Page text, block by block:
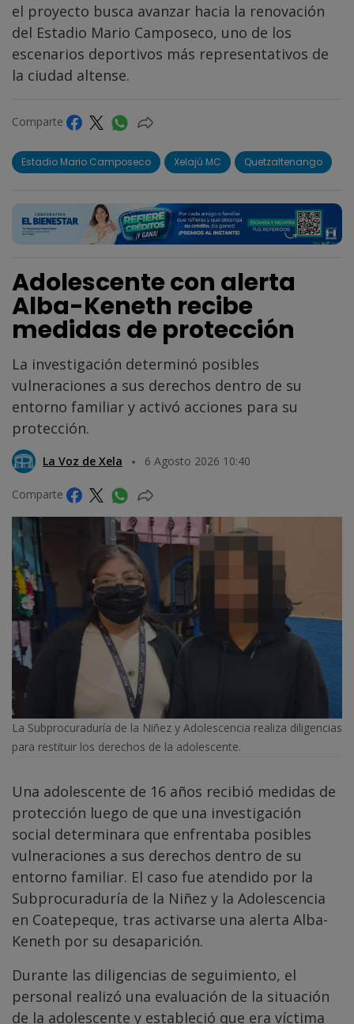
el proyecto busca avanzar hacia la renovación
del Estadio Mario Camposeco, uno de los
escenarios deportivos más representativos de
la ciudad altense.
Comparte
Estadio Mario Camposeco Xelajú MC Quetzaltenango
Adolescente con alerta
Alba-Keneth recibe
medidas de protección
La investigación determinó posibles
vulneraciones a sus derechos dentro de su
entorno familiar y activó acciones para su
protección.
La Voz de Xela 6 Agosto 2026 10:40
Comparte
La Subprocuraduría de la Niñez y Adolescencia realiza diligencias
para restituir los derechos de la adolescente.
Una adolescente de 16 años recibió medidas de
protección luego de que una investigación
social determinara que enfrentaba posibles
vulneraciones a sus derechos dentro de su
entorno familiar. El caso fue atendido por la
Subprocuraduría de la Niñez y la Adolescencia
en Coatepeque, tras activarse una alerta Alba-
Keneth por su desaparición.
Durante las diligencias de seguimiento, el
personal realizó una evaluación de la situación
de la adolescente y estableció que era víctima